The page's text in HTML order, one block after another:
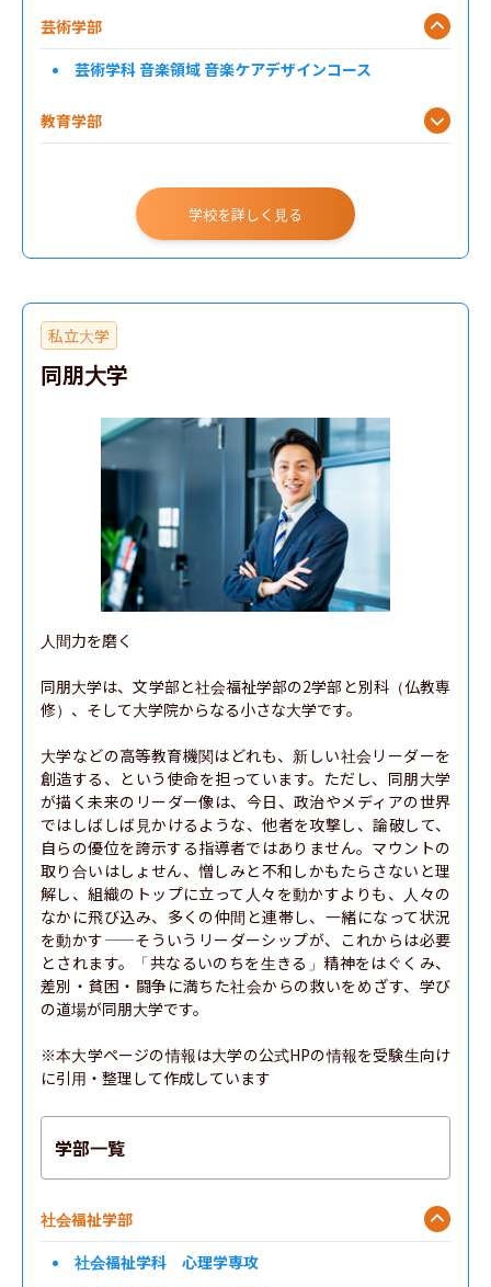
芸術学部
芸術学科 音楽領域 音楽ケアデザインコース
教育学部
学校を詳しく見る
私立大学
同朋大学
人間力を磨く
同朋大学は、文学部と社会福祉学部の2学部と別科（仏教専
修）、そして大学院からなる小さな大学です。
大学などの高等教育機関はどれも、新しい社会リーダーを
創造する、という使命を担っています。ただし、同朋大学
が描く未来のリーダー像は、今日、政治やメディアの世界
ではしばしば見かけるような、他者を攻撃し、論破して、
自らの優位を誇示する指導者ではありません。マウントの
取り合いはしょせん、憎しみと不和しかもたらさないと理
解し、組織のトップに立って人々を動かすよりも、人々の
なかに飛び込み、多くの仲間と連帯し、一緒になって状況
を動かす——そういうリーダーシップが、これからは必要
とされます。「共なるいのちを生きる」精神をはぐくみ、
差別・貧困・闘争に満ちた社会からの救いをめざす、学び
の道場が同朋大学です。
※本大学ページの情報は大学の公式HPの情報を受験生向け
に引用・整理して作成しています
学部一覧
社会福祉学部
社会福祉学科 心理学専攻